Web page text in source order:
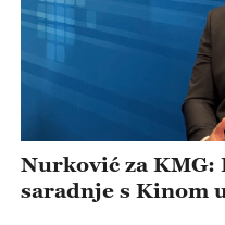
Nurković za KMG:
saradnje s Kinom